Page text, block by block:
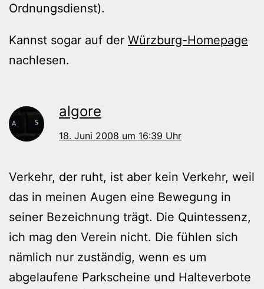
Ordnungsdienst).
Kannst sogar auf der Würzburg-Homepage
nachlesen.
algore
18. Juni 2008 um 16:39 Uhr
Verkehr, der ruht, ist aber kein Verkehr, weil
das in meinen Augen eine Bewegung in
seiner Bezeichnung trägt. Die Quintessenz,
ich mag den Verein nicht. Die fühlen sich
nämlich nur zuständig, wenn es um
abgelaufene Parkscheine und Halteverbote